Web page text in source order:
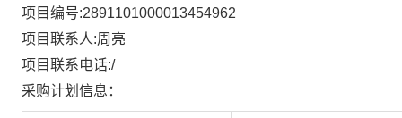
项目编号:2891101000013454962
项目联系人:周亮
项目联系电话:/
采购计划信息：